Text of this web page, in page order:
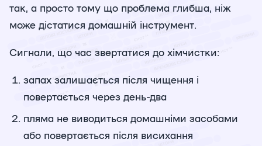
так, а просто тому що проблема глибша, ніж
може дістатися домашній інструмент.
Сигнали, що час звертатися до хімчистки:
запах залишається після чищення і
повертається через день-два
пляма не виводиться домашніми засобами
або повертається після висихання